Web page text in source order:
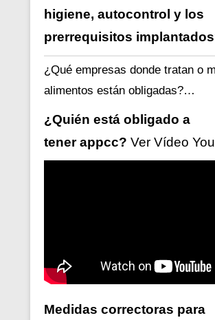
higiene, autocontrol y los
prerrequisitos
¿Qué empresas donde tratan o
alimentos están obligadas?…
¿Quién está obligado a
tenerappcc? Ver Vídeo
Medidas correctoras para